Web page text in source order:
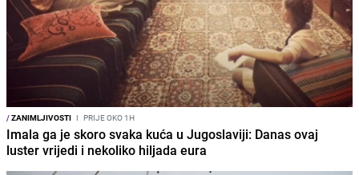
/ZANIMLJIVOSTI I PRIJE OKO 1H
Imala ga je skoro svaka kuća u Jugoslaviji: Danas ovaj
luster vrijedi i nekoliko hiljada eura